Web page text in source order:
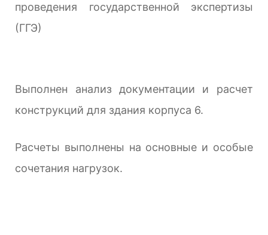
проведения государственной экспертизы
(ГГЭ)
Выполнен анализ документации и расчет
конструкций для здания корпуса 6.
Расчеты выполнены на основные и особые
сочетания нагрузок.